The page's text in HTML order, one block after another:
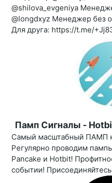
@shilova_evgeniya
@longdxyz Менеджер без
Для друга: https://t.me/
Памп Сигналы -
Самый масштабный ПАМП
Регулярно проводим
Pancake и Hotbit!
событии!